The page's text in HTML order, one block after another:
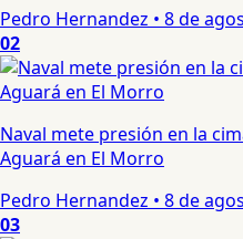
Pedro Hernandez • 8 de
02
Naval mete presión en la
Aguará en El Morro
Pedro Hernandez • 8 de
03